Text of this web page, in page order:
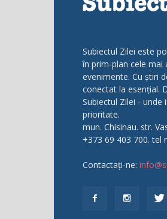
Subiectul Zilei este
în prim-plan cele mai
evenimente. Cu știri
conectat la esențial.
Subiectul Zilei -
prioritate.
mun. Chisinau. str.
+373 69 403 700. tel
Contactați-ne: